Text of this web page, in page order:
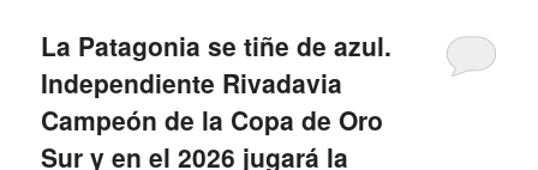
La Patagonia se tiñe de azul.
Independiente Rivadavia
Campeón de la Copa de Oro
Sur y en el 2026 jugará la